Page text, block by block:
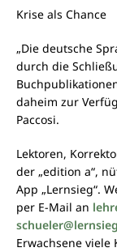
Krise als Chance
„Die deutsche
durch die
daheim zur
Paccosi.
Lektoren,
der „edition a“,
App „Lernsieg“.
per E-Mail an
Erwachsene